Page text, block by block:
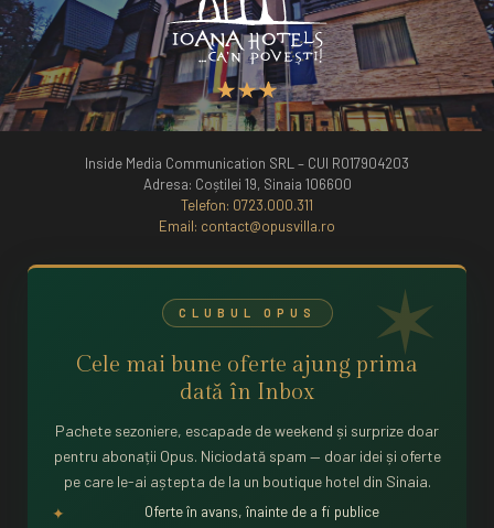
Inside Media Communication SRL – CUI RO17904203
Adresa: Coștilei 19, Sinaia 106600
Telefon: 0723.000.311
Email: contact@opusvilla.ro
CLUBUL OPUS
Cele mai bune oferte ajung prima
dată în Inbox
Pachete sezoniere, escapade de weekend și surprize doar
pentru abonații Opus. Niciodată spam — doar idei și oferte
pe care le-ai aștepta de la un boutique hotel din Sinaia.
✦
Oferte în avans, înainte de a fi publice